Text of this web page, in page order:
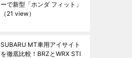
ーで新型「ホンダ フィット」
（21 view）
SUBARU MT車用アイサイト
を徹底比較！BRZとWRX STI